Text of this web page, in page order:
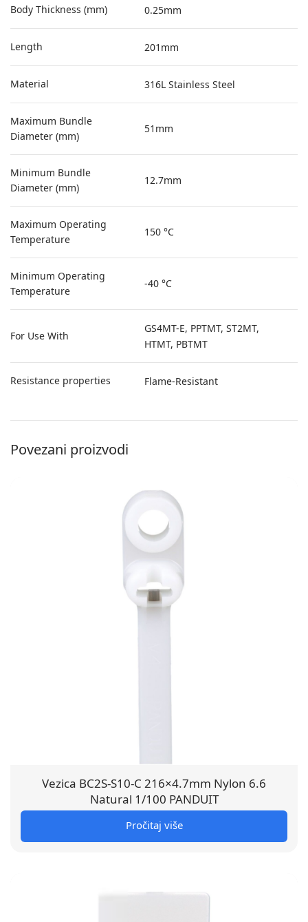
Body Thickness (mm) 0.25mm
Length 201mm
Material 316L Stainless Steel
Maximum Bundle
Diameter (mm)
51mm
Minimum Bundle
Diameter (mm)
12.7mm
Maximum Operating
Temperature
150 °C
Minimum Operating
Temperature
-40 °C
For Use With
GS4MT-E, PPTMT, ST2MT,
HTMT, PBTMT
Resistance properties Flame-Resistant
Povezani proizvodi
Vezica BC2S-S10-C 216×4.7mm Nylon 6.6
Natural 1/100 PANDUIT
Pročitaj više